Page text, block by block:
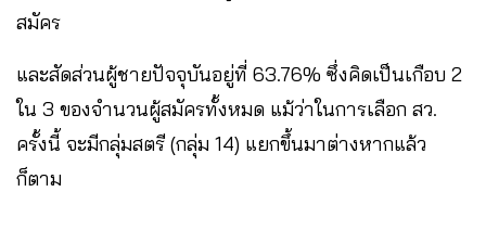
สมัคร
และสัดส่วนผู้ชายปัจจุบันอยู่ที่ 63.76% ซึ่งคิดเป็นเกือบ 2
ใน 3 ของจำนวนผู้สมัครทั้งหมด แม้ว่าในการเลือก สว.
ครั้งนี้ จะมีกลุ่มสตรี (กลุ่ม 14) แยกขึ้นมาต่างหากแล้ว
ก็ตาม